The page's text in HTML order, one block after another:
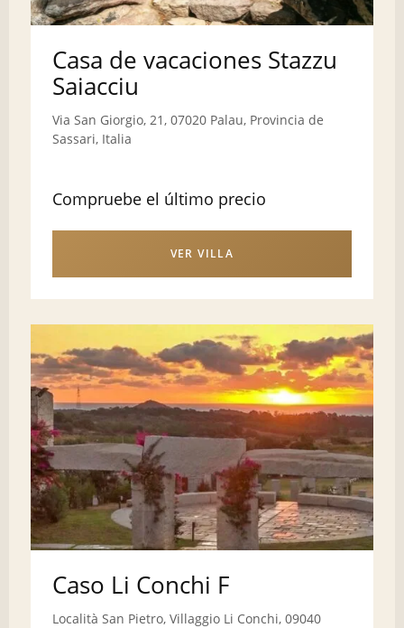
Casa de vacaciones Stazzu
Saiacciu
Via San Giorgio, 21, 07020 Palau, Provincia de
Sassari, Italia
Compruebe el último precio
VER VILLA
Caso Li Conchi F
Località San Pietro, Villaggio Li Conchi, 09040